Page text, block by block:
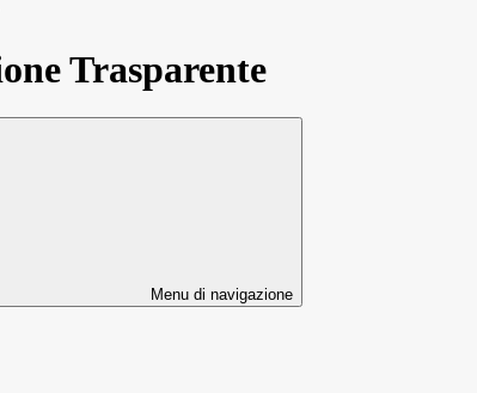
Trasparente
Menu di navigazione